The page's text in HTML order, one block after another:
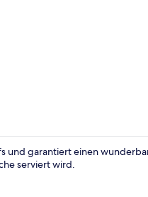
und garantiert einen
serviert wird.